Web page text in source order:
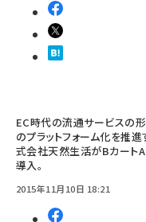
EC時代の流通サービスの形
のプラットフォーム化を推
式会社天然生活がBカート
導入。
2015年11月10日 18:21